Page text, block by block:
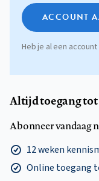
ACCOUNT
Heb je al een
Altijd toegang
Abonneer vandaag
12 weken
Online toegang